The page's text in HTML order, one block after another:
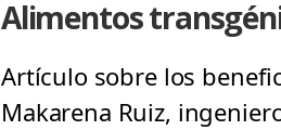
Alimentos
Artículo sobre los
Makarena Ruiz,